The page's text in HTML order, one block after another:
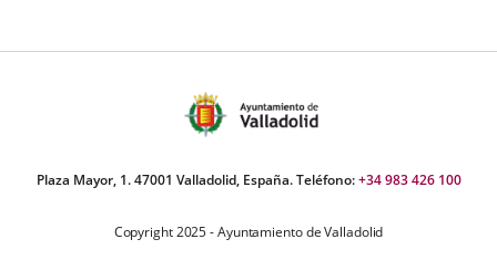
Plaza Mayor, 1. 47001 Valladolid, España. Teléfono:+34 983 426 100
Copyright 2025 - Ayuntamiento de Valladolid